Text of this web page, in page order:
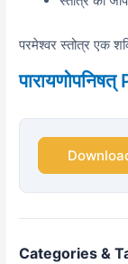
परमेश्वर स्तोत्र एक
Categories &